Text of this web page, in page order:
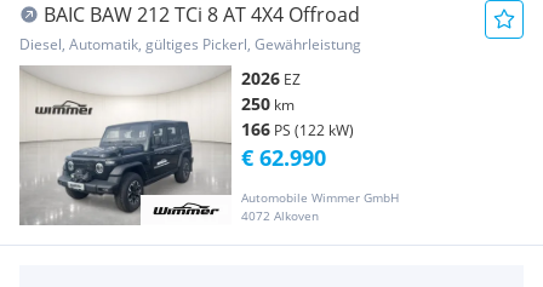
BAIC BAW 212 TCi 8 AT 4X4 Offroad
Diesel, Automatik, gültiges Pickerl, Gewährleistung
2026 EZ
250 km
166 PS (122 kW)
Automobile Wimmer GmbH
4072 Alkoven
€ 62.990